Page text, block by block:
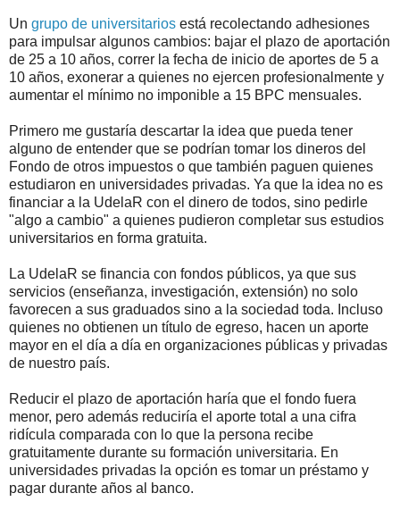
Un grupo de universitarios está recolectando adhesiones
para impulsar algunos cambios: bajar el plazo de aportación
de 25 a 10 años, correr la fecha de inicio de aportes de 5 a
10 años, exonerar a quienes no ejercen profesionalmente y
aumentar el mínimo no imponible a 15 BPC mensuales.
Primero me gustaría descartar la idea que pueda tener
alguno de entender que se podrían tomar los dineros del
Fondo de otros impuestos o que también paguen quienes
estudiaron en universidades privadas. Ya que la idea no es
financiar a la UdelaR con el dinero de todos, sino pedirle
"algo a cambio" a quienes pudieron completar sus estudios
universitarios en forma gratuita.
La UdelaR se financia con fondos públicos, ya que sus
servicios (enseñanza, investigación, extensión) no solo
favorecen a sus graduados sino a la sociedad toda. Incluso
quienes no obtienen un título de egreso, hacen un aporte
mayor en el día a día en organizaciones públicas y privadas
de nuestro país.
Reducir el plazo de aportación haría que el fondo fuera
menor, pero además reduciría el aporte total a una cifra
ridícula comparada con lo que la persona recibe
gratuitamente durante su formación universitaria. En
universidades privadas la opción es tomar un préstamo y
pagar durante años al banco.